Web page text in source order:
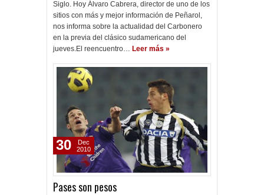
Siglo. Hoy Álvaro Cabrera, director de uno de los
sitios con más y mejor información de Peñarol,
nos informa sobre la actualidad del Carbonero
en la previa del clásico sudamericano del
jueves.El reencuentro… Leer más »
Pases son pesos
30
Dec
2010